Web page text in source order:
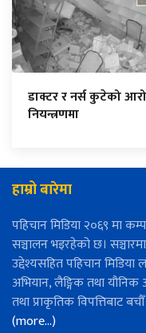
डाक्टर र नर्स कुटेको
नियन्त्रणमा
हाम्रो बारेमा
पहिचान मिडिया २०६९ मा
सञ्चालन भइरहेको छ।
उद्देश्यसहित पहिचान
अभियान, लैङ्गिक तथा
तथा प्राकृतिक विपत्तिबाट
(more…)